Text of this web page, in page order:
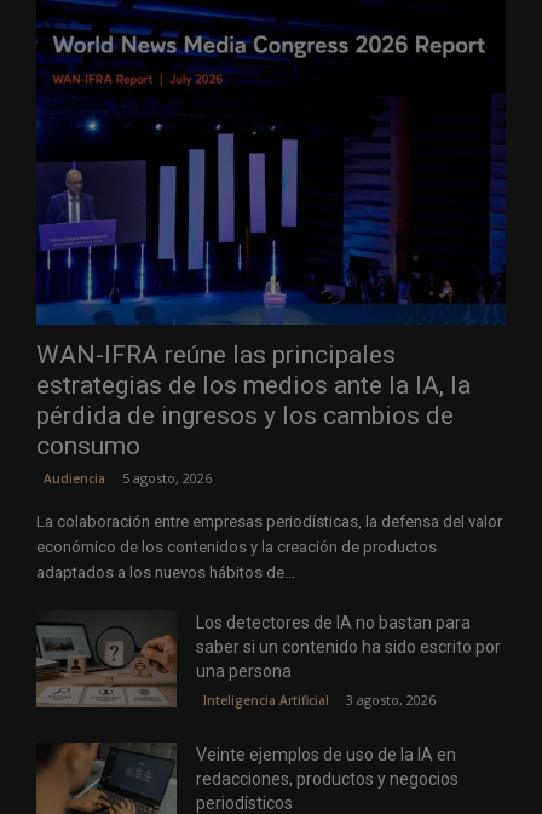
WAN-IFRA reúne las principales
estrategias de los medios ante la IA, la
pérdida de ingresos y los cambios de
consumo
Audiencia 5 agosto, 2026
La colaboración entre empresas periodísticas, la defensa del valor
económico de los contenidos y la creación de productos
adaptados a los nuevos hábitos de...
Los detectores de IA no bastan para
saber si un contenido ha sido escrito por
una persona
Inteligencia Artificial 3 agosto, 2026
Veinte ejemplos de uso de la IA en
redacciones, productos y negocios
periodísticos